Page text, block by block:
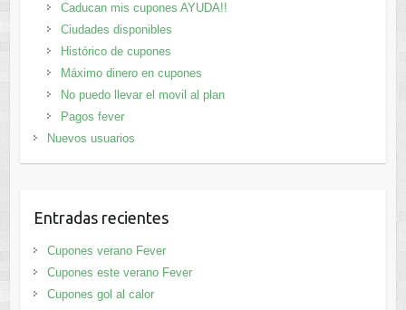
Caducan mis cupones AYUDA!!
Ciudades disponibles
Histórico de cupones
Máximo dinero en cupones
No puedo llevar el movil al plan
Pagos fever
Nuevos usuarios
Entradas recientes
Cupones verano Fever
Cupones este verano Fever
Cupones gol al calor